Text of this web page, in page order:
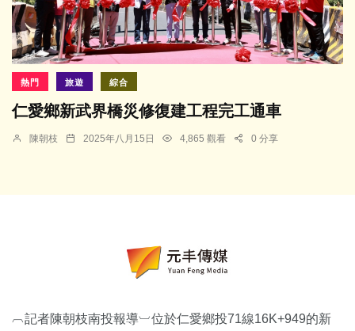
熱門 旅遊 綜合
仁愛鄉新武界橋災修復建工程完工通車
陳朝枝 2025年八月15日 4,865 觀看 0 分享
︹記者陳朝枝南投報導︺位於仁愛鄉投71線16K+949的新